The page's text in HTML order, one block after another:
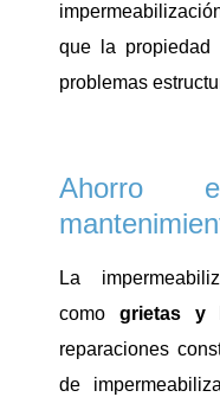
que la propiedad
problemas
Ahorro
La
como grietas y
reparaciones
de